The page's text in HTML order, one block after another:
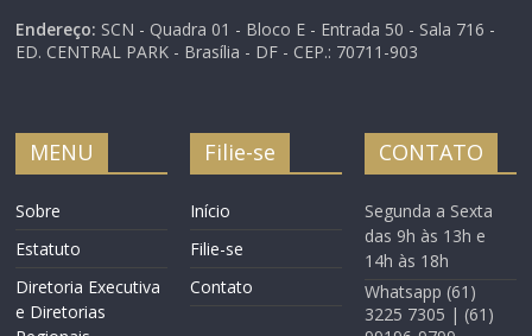
Endereço: SCN - Quadra 01 - Bloco E - Entrada 50 - Sala 716 -
ED. CENTRAL PARK - Brasília - DF - CEP.: 70711-903
MENU
Sobre
Estatuto
Diretoria Executiva
e Diretorias
Filie-se
Início
Filie-se
Contato
CONTATO
Segunda a Sexta
das 9h às 13h e
14h às 18h
Whatsapp (61)
3225 7305 | (61)